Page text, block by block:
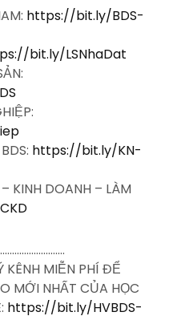
https://bit.ly/BDS-
bit.ly/LSNhaDat
https://bit.ly/KN-
KINH DOANH – LÀM
KÊNH MIỄN PHÍ ĐỂ
MỚI NHẤT CỦA HỌC
https://bit.ly/HVBDS-